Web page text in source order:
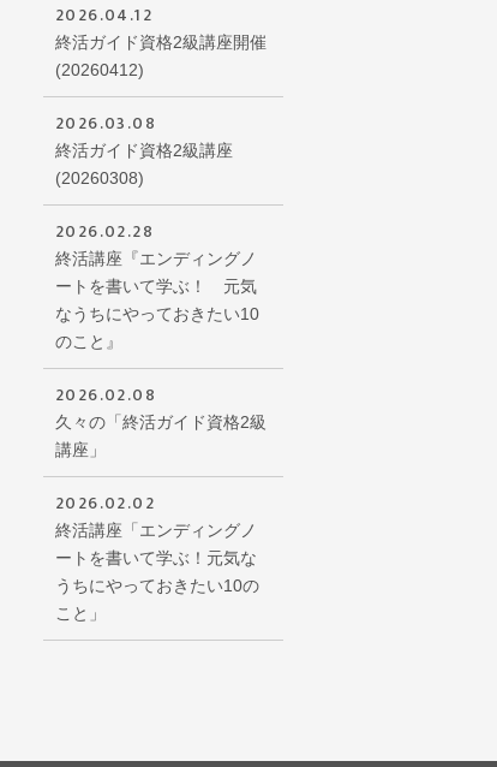
2026.04.12
終活ガイド資格2級講座開催
(20260412)
2026.03.08
終活ガイド資格2級講座
(20260308)
2026.02.28
終活講座『エンディングノ
ートを書いて学ぶ！ 元気
なうちにやっておきたい10
のこと』
2026.02.08
久々の「終活ガイド資格2級
講座」
2026.02.02
終活講座「エンディングノ
ートを書いて学ぶ！元気な
うちにやっておきたい10の
こと」